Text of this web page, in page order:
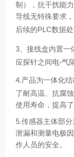
制），抗干扰能
导线无特殊要求
后续的PLC数据处
3 、接线盒内置
应探针之间电-气
4.产品为一体化
了耐高温、抗腐
使用寿命，提高了
5.传感器主体部
泄漏和测量电极
作人员的安全。